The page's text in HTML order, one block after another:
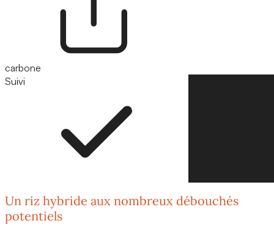
carbone
Suivi
Un riz hybride aux nombreux débouchés
potentiels